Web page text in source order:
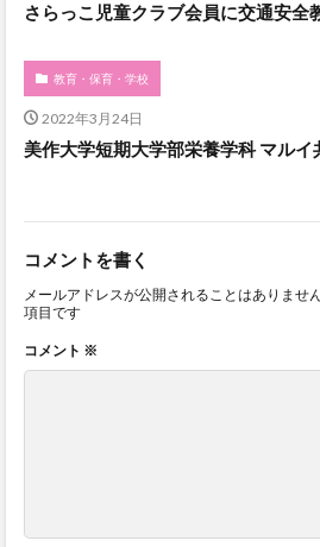
さらっこ児童クラブ会員に交通安全
教育・保育・学校
2022年3月24日
美作大学短期大学部栄養学科 マルイ
コメントを書く
メールアドレスが公開されることはありません
項目です
コメント ※